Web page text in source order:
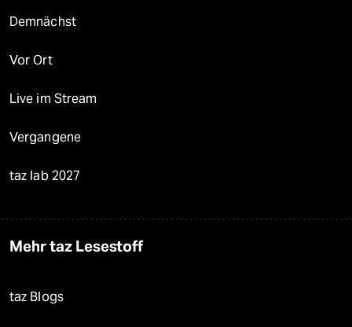
Demnächst
Vor Ort
Live im Stream
Vergangene
taz lab 2027
Mehr taz Lesestoff
taz Blogs